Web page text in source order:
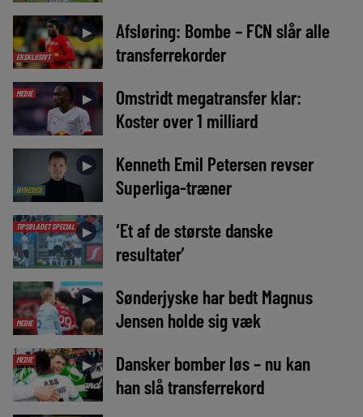
EKSKLUSIVT
►
Afsløring: Bombe – FCN slår alle
transferrekorder
MEDIE ►
Omstridt megatransfer klar:
Koster over 1 milliard
NYHEDER
►
Kenneth Emil Petersen revser
Superliga-træner
TIPSBLADET SPECIAL ►
‘Et af de største danske
resultater’
MEDIE
►
Sønderjyske har bedt Magnus
Jensen holde sig væk
MEDIE ►
Dansker bomber løs – nu kan
han slå transferrekord